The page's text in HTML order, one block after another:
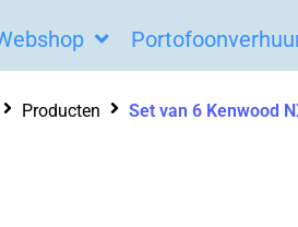
Producten Set van 6 Kenwood